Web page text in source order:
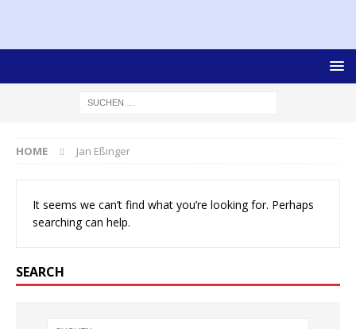
HOME Jan Eßinger
It seems we can’t find what you’re looking for. Perhaps
searching can help.
SEARCH